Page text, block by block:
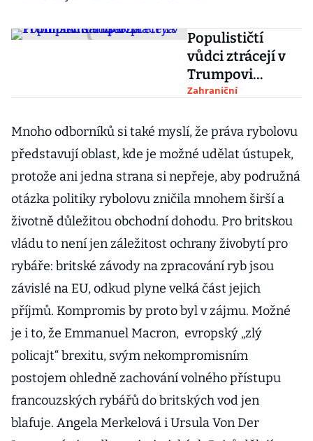
Populističtí
vůdci ztrácejí v
Trumpovi
šampiona.
však přetrvá
Zahraniční
Mnoho odborníků si také myslí, že práva rybolovu
představují oblast, kde je možné udělat ústupek,
protože ani jedna strana si nepřeje, aby podružná
otázka politiky rybolovu zničila mnohem širší a
životně důležitou obchodní dohodu. Pro britskou
vládu to není jen záležitost ochrany živobytí pro
rybáře: britské závody na zpracování ryb jsou
závislé na EU, odkud plyne velká část jejich
příjmů. Kompromis by proto byl v zájmu. Možné
je i to, že Emmanuel Macron, evropský „zlý
policajt“ brexitu, svým nekompromisním
postojem ohledně zachování volného přístupu
francouzských rybářů do britských vod jen
blafuje. Angela Merkelová i Ursula Von Der